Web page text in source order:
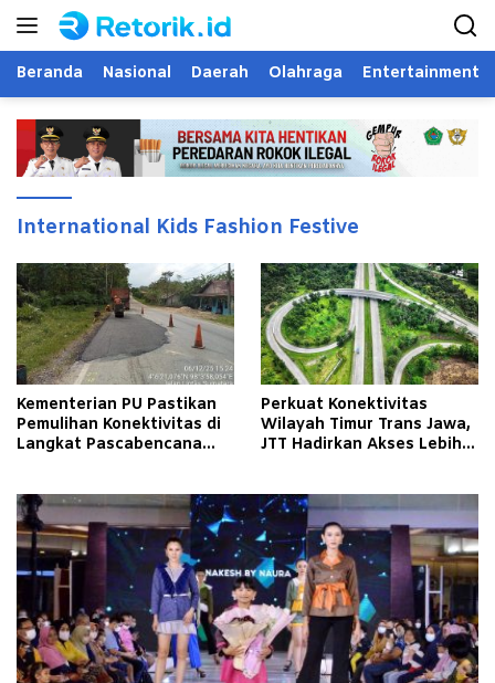
Langsung
Beranda Nasional Daerah Olahraga Entertainment
International Kids Fashion Festive
Kementerian PU Pastikan
Pemulihan Konektivitas di
Langkat Pascabencana
Perkuat Konektivitas
Wilayah Timur Trans Jawa,
JTT Hadirkan Akses Lebih